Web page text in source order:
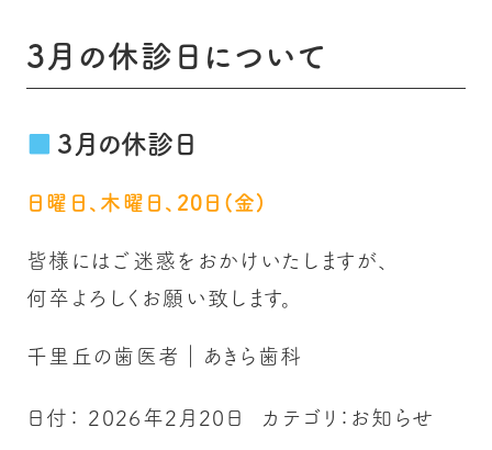
3月の休診日について
3月の休診日
日曜日、木曜日、20日(金)
皆様にはご迷惑をおかけいたしますが、
何卒よろしくお願い致します。
千里丘の歯医者｜あきら歯科
日付： 2026年2月20日 カテゴリ： お知らせ